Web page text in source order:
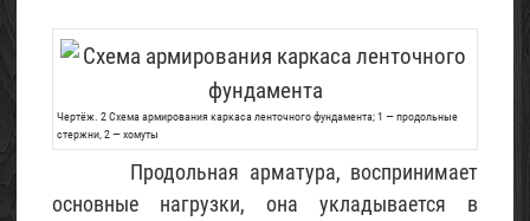
Чертёж. 2 Схема армирования каркаса ленточного фундамента; 1 — продольные
стержни, 2 — хомуты
Продольная арматура, воспринимает
основные нагрузки, она укладывается в